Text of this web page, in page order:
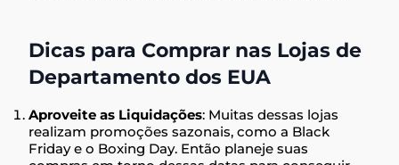
Dicas para Comprar nas Lojas de
Departamento dos EUA
Aproveite as Liquidações: Muitas dessas lojas
realizam promoções sazonais, como a Black
Friday e o Boxing Day. Então planeje suas